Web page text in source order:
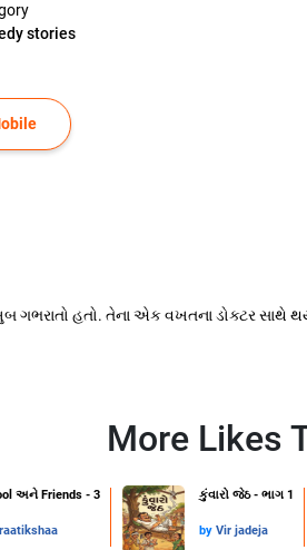
stories
હતો. તેના એક વખતના ડોક્ટર
More Likes
અને Friends - 3 કુંવારો જેઠ - ભાગ 1
by Vir jadeja